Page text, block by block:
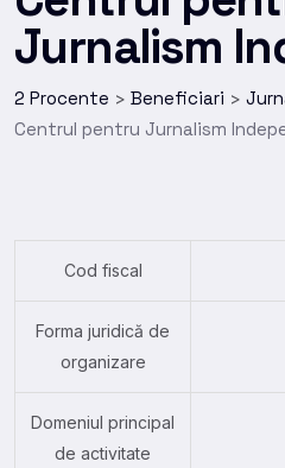
Jurnalism
2 Procente > Beneficiari >
Centrul pentru Jurnalism
Cod fiscal
Forma juridică de
organizare
Domeniul principal
de activitate